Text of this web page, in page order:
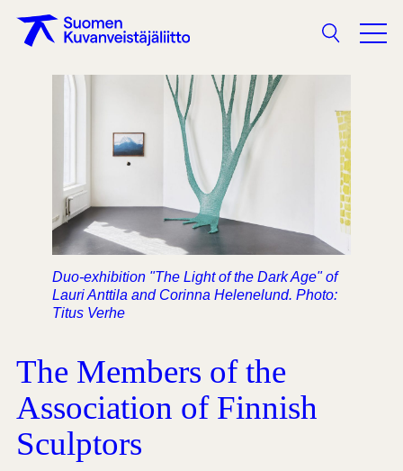
Search
Duo-exhibition "The Light of the Dark Age" of
Lauri Anttila and Corinna Helenelund. Photo:
Titus Verhe
The Members of the
Association of Finnish
Sculptors